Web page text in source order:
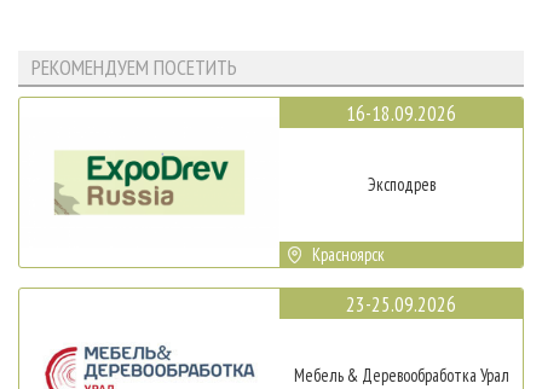
РЕКОМЕНДУЕМ ПОСЕТИТЬ
16-18.09.2026
Эксподрев
Красноярск
23-25.09.2026
Мебель & Деревообработка Урал